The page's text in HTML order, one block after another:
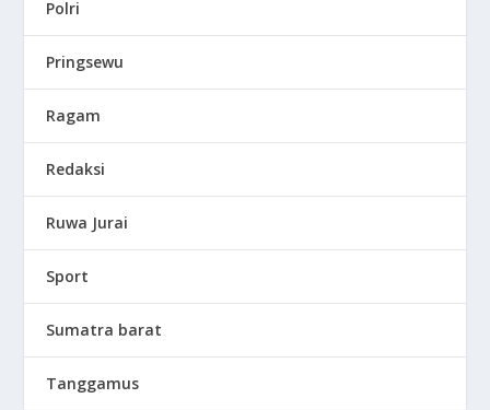
Polri
Pringsewu
Ragam
Redaksi
Ruwa Jurai
Sport
Sumatra barat
Tanggamus